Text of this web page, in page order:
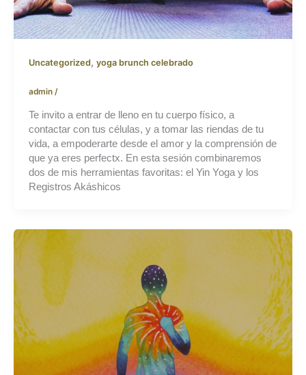
Uncategorized, yoga brunch celebrado
admin /
Te invito a entrar de lleno en tu cuerpo físico, a
contactar con tus células, y a tomar las riendas de tu
vida, a empoderarte desde el amor y la comprensión de
que ya eres perfectx. En esta sesión combinaremos
dos de mis herramientas favoritas: el Yin Yoga y los
Registros Akáshicos